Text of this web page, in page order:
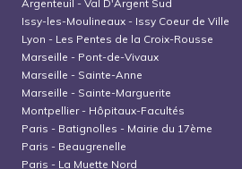
Argenteuil -Val D'Argent Sud
Issy-les-Moulineaux - Issy Coeur de Ville
Lyon - Les Pentes de la Croix-Rousse
Marseille - Pont-de-Vivaux
Marseille - Sainte-Anne
Marseille - Sainte-Marguerite
Montpellier- Hôpitaux-Facultés
Paris - Batignolles - Mairie du 17ème
Paris - Beaugrenelle
Paris - La Muette Nord